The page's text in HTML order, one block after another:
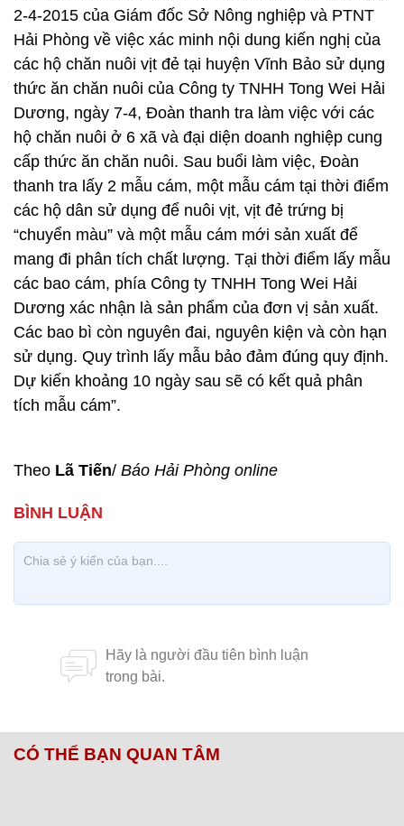
Chung quanh vụ việc trứng vịt “chuyển màu” ở 6 xã
thuộc huyện Vĩnh Bảo, Đoàn thanh tra của Sở Nông
nghiệp và PTNT Hải Phòng cùng các ngành chức
năng huyện Vĩnh Bảo, đại diện Công ty TNHH Tong
Wei Hải Dương tổ chức lấy mẫu cám tại nhà các hộ
chăn nuôi mang đi phân tích chất lượng để làm rõ
nguyên nhân.
Ông Nguyễn Đăng Hưng, Phó chánh thanh tra Sở
Nông nghiệp và PTNT Hải Phòng, Phó trưởng đoàn
thanh tra cho biết, thực hiện Quyết định số 111 ngày
2-4-2015 của Giám đốc Sở Nông nghiệp và PTNT
Hải Phòng về việc xác minh nội dung kiến nghị của
các hộ chăn nuôi vịt đẻ tại huyện Vĩnh Bảo sử dụng
thức ăn chăn nuôi của Công ty TNHH Tong Wei Hải
Dương, ngày 7-4, Đoàn thanh tra làm việc với các
hộ chăn nuôi ở 6 xã và đại diện doanh nghiệp cung
các hộ dân sử dụng để nuôi vịt, vịt đẻ trứng bị
“chuyển màu” và một mẫu cám mới sản xuất để
mang đi phân tích chất lượng. Tại thời điểm lấy mẫu
các bao cám, phía Công ty TNHH Tong Wei Hải
Các bao bì còn nguyên đai, nguyên kiện và còn hạn
Dự kiến khoảng 10 ngày sau sẽ có kết quả phân
tích mẫu cám”.
TheoLã Tiến/Báo Hải Phòng online